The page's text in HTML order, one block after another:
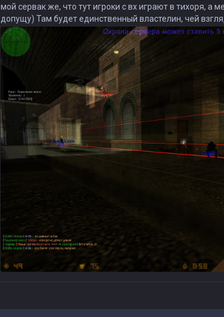
мой сервак же, что тут игроки с вх играют в тихоря, а
допущу) Там будет единственный властелин, чей